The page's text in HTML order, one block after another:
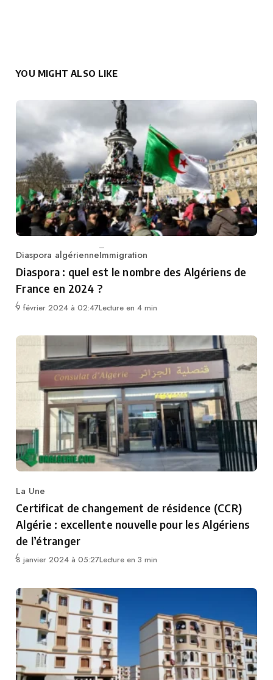
YOU MIGHT ALSO LIKE
Category
Diaspora algérienneImmigration
Diaspora : quel est le nombre des Algériens de
France en 2024 ?
9 février 2024 à 02:47Lecture en 4 min
Category
La Une
Certificat de changement de résidence (CCR)
Algérie : excellente nouvelle pour les Algériens
de l’étranger
8 janvier 2024 à 05:27Lecture en 3 min